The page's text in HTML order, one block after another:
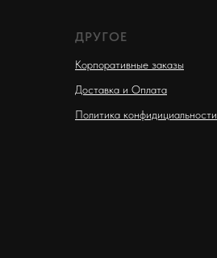
ДРУГОЕ
Корпоративные заказы
Доставка и Оплата
Политика конфидициальности